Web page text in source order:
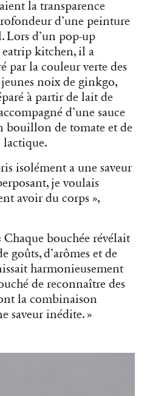
la transparence
d’une peinture
Lors d’un pop-up
eatrip kitchen, il a
par la couleur verte des
noix de ginkgo,
à partir de lait de
d’une sauce
bouillon de tomate et de
lactique.
isolément a une saveur
je voulais
avoir du corps »,
bouchée révélait
goûts, d’arômes et de
harmonieusement
de reconnaître des
la combinaison
saveur inédite. »